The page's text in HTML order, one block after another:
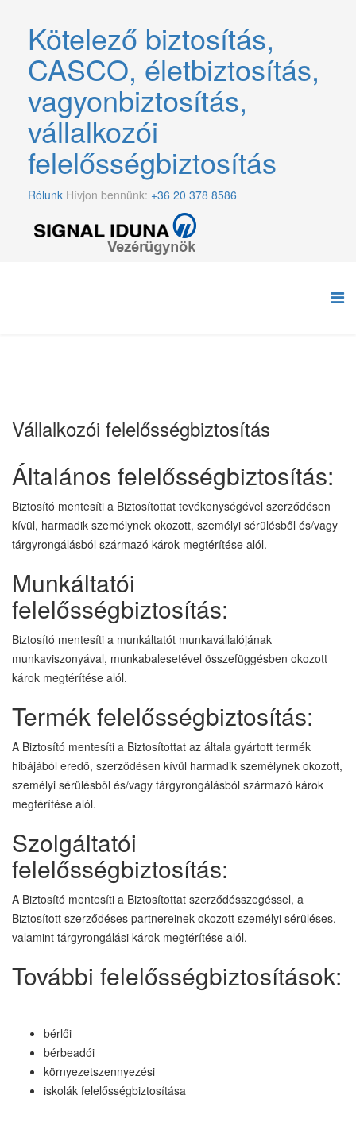
Kötelező biztosítás,
CASCO, életbiztosítás,
vagyonbiztosítás,
vállalkozói
felelősségbiztosítás
Rólunk Hívjon bennünk: +36 20 378 8586
Vállalkozói felelősségbiztosítás
Általános felelősségbiztosítás:
Biztosító mentesíti a Biztosítottat tevékenységével szerződésen
kívül, harmadik személynek okozott, személyi sérülésből és/vagy
tárgyrongálásból származó károk megtérítése alól.
Munkáltatói
felelősségbiztosítás:
Biztosító mentesíti a munkáltatót munkavállalójának
munkaviszonyával, munkabalesetével összefüggésben okozott
károk megtérítése alól.
Termék felelősségbiztosítás:
A Biztosító mentesíti a Biztosítottat az általa gyártott termék
hibájából eredő, szerződésen kívül harmadik személynek okozott,
személyi sérülésből és/vagy tárgyrongálásból származó károk
megtérítése alól.
Szolgáltatói
felelősségbiztosítás:
A Biztosító mentesíti a Biztosítottat szerződésszegéssel, a
Biztosított szerződéses partnereinek okozott személyi sérüléses,
valamint tárgyrongálási károk megtérítése alól.
További felelősségbiztosítások:
bérlői
bérbeadói
környezetszennyezési
iskolák felelősségbiztosítása